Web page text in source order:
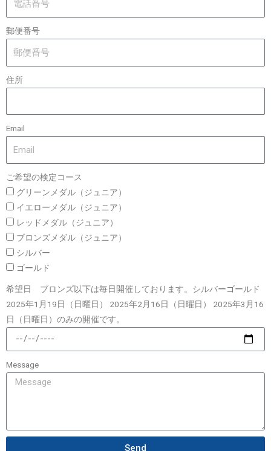
郵便番号
住所
Email
ご希望の検定コース
グリーンメダル（ジュニア）
イエローメダル（ジュニア）
レッドメダル（ジュニア）
ブロンズメダル（ジュニア）
シルバー
ゴールド
希望日 ブロンズ以下は毎日開催しております。シルバーゴールド
2025年1月19日（日曜日） 2025年2月16日（日曜日） 2025年3月16
日（日曜日）のみの開催です。
Message
Send